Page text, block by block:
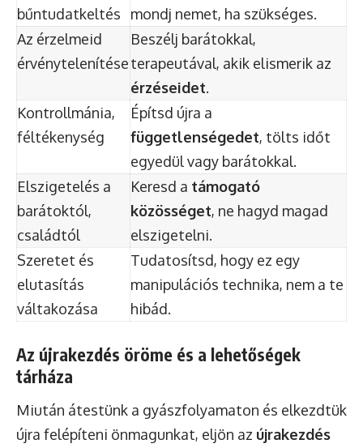
bűntudatkeltés
mondj nemet, ha szükséges.
Az érzelmeid
érvénytelenítése
Beszélj barátokkal,
terapeutával, akik elismerik az
érzéseidet.
Kontrollmánia,
féltékenység
Építsd újra a
függetlenségedet, tölts időt
egyedül vagy barátokkal.
Elszigetelés a
barátoktól,
családtól
Keresd a támogató
közösséget, ne hagyd magad
elszigetelni.
Szeretet és
elutasítás
váltakozása
Tudatosítsd, hogy ez egy
manipulációs technika, nem a te
hibád.
Az újrakezdés öröme és a lehetőségek
tárháza
Miután átestünk a gyászfolyamaton és elkezdtük
újra felépíteni önmagunkat, eljön az újrakezdés